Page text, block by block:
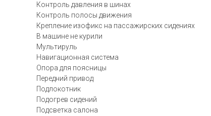
Контроль давления в шинах
Контроль полосы движения
Крепление изофикс на пассажирских сидениях
В машине не курили
Мультируль
Навигационная система
Опора для поясницы
Передний привод
Подлокотник
Подогрев сидений
Подсветка салона